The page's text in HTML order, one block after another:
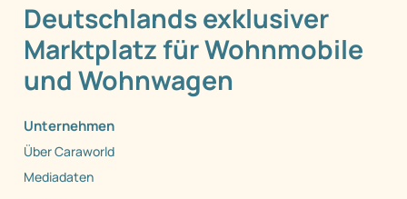
Deutschlands exklusiver
Marktplatz für Wohnmobile
und Wohnwagen
Unternehmen
Über Caraworld
Mediadaten